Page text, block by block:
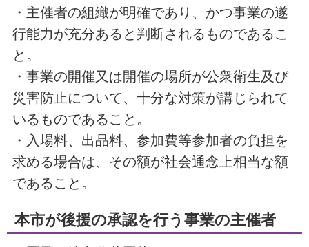
・主催者の組織が明確であり、かつ事業の遂
行能力が充分あると判断されるものであるこ
と。
・事業の開催又は開催の場所が公衆衛生及び
災害防止について、十分な対策が講じられて
いるものであること。
・入場料、出品料、参加費等参加者の負担を
求める場合は、その額が社会通念上相当な額
であること。
本市が後援の承認を行う事業の主催者